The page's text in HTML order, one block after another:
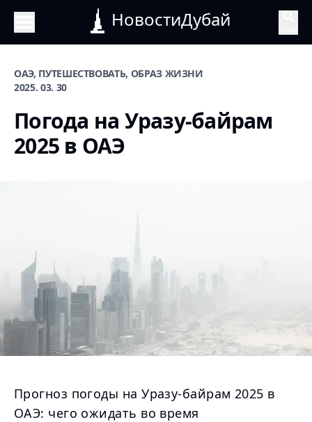
НовостиДубай
ОАЭ, ПУТЕШЕСТВОВАТЬ, ОБРАЗ ЖИЗНИ
2025. 03. 30
Погода на Уразу-байрам
2025 в ОАЭ
Прогноз погоды на Уразу-байрам 2025 в
ОАЭ: чего ожидать во время